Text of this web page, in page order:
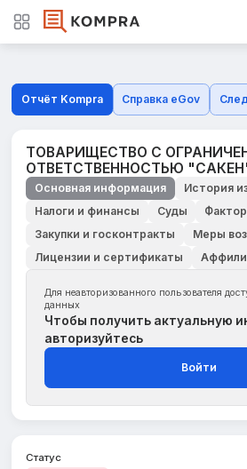
Отчёт Kompra Справка eGov
ТОВАРИЩЕСТВО С
ОТВЕТСТВЕННОСТЬЮ
Основная информация
История
Налоги и финансы
Суды
Закупки и госконтракты
Меры
Лицензии и сертификаты
Для неавторизованного пользователя
данных
Чтобы получить актуальную
авторизуйтесь
Войти
Статус